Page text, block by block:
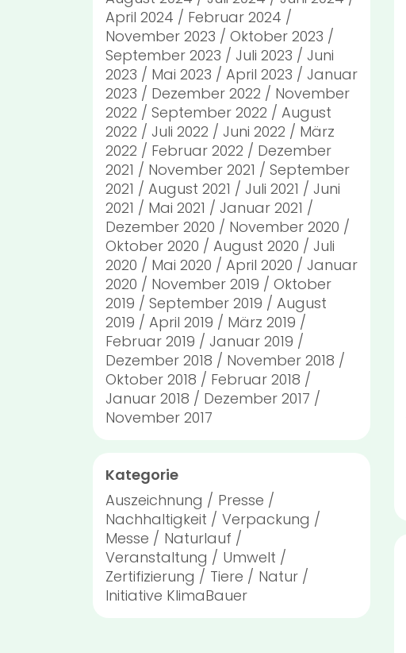
April 2024
Februar 2024
November 2023
Oktober 2023
September 2023
Juli 2023
Juni
2023
Mai 2023 April 2023
Januar
2023
Dezember 2022
November
2022
September 2022
August
2022
Juli 2022 Juni 2022
März
2022
Februar 2022
Dezember
2021
November 2021
September
2021
August 2021 Juli 2021
Juni
2021
Mai 2021
Januar 2021
Dezember 2020
November 2020
Oktober 2020
August 2020
Juli
2020
Mai 2020 April 2020
Januar
2020
November 2019
Oktober
2019
September 2019
August
2019
April 2019
März 2019
Februar 2019
Januar 2019
Dezember 2018
November 2018
Oktober 2018
Februar 2018
Januar 2018
Dezember 2017
November 2017
Kategorie
Auszeichnung
Presse
Nachhaltigkeit
Verpackung
Messe
Naturlauf
Veranstaltung
Umwelt
Zertifizierung
Tiere
Natur
Initiative KlimaBauer